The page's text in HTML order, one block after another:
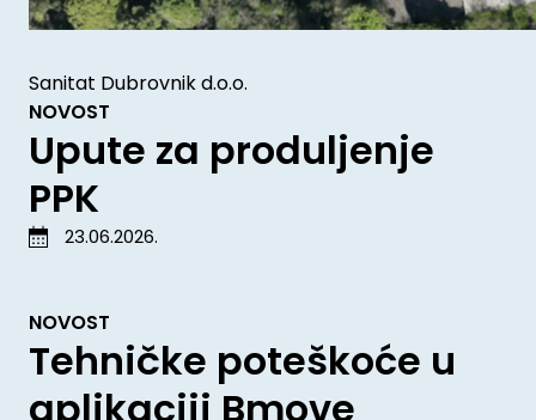
Sanitat Dubrovnik d.o.o.
NOVOST
Upute za produljenje
PPK
23.06.2026.
NOVOST
Tehničke poteškoće u
aplikaciji Bmove